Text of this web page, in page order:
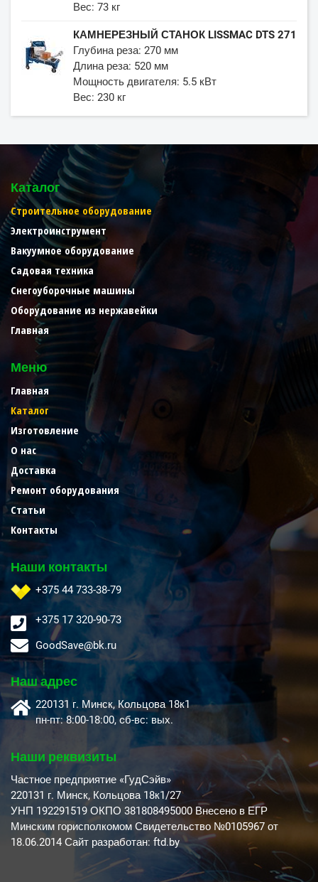
Вес: 73 кг
КАМНЕРЕЗНЫЙ СТАНОК LISSMAC DTS 271
Глубина реза: 270 мм
Длина реза: 520 мм
Мощность двигателя: 5.5 кВт
Вес: 230 кг
Каталог
Строительное оборудование
Электроинструмент
Вакуумное оборудование
Садовая техника
Снегоуборочные машины
Оборудование из нержавейки
Главная
Меню
Главная
Каталог
Изготовление
О нас
Доставка
Ремонт оборудования
Статьи
Контакты
Наши контакты
+375 44 733-38-79
+375 17 320-90-73
GoodSave@bk.ru
Наш адрес
220131 г. Минск, Кольцова 18к1
пн-пт: 8:00-18:00, cб-вс: вых.
Наши реквизиты
Частное предприятие «ГудСэйв»
220131 г. Минск, Кольцова 18к1/27
УНП 192291519 ОКПО 381808495000 Внесено в ЕГР
Минским горисполкомом Свидетельство №0105967 от
18.06.2014 Сайт разработан: ftd.by